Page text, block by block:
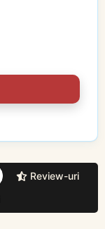
Review-uri